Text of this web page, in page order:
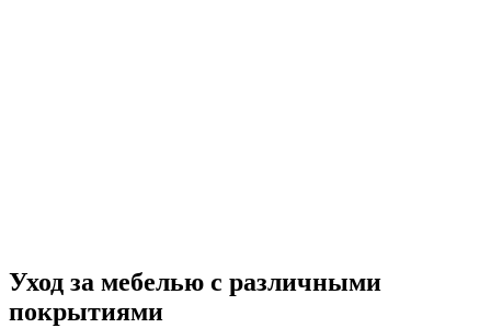
Уход за мебелью с различными
покрытиями